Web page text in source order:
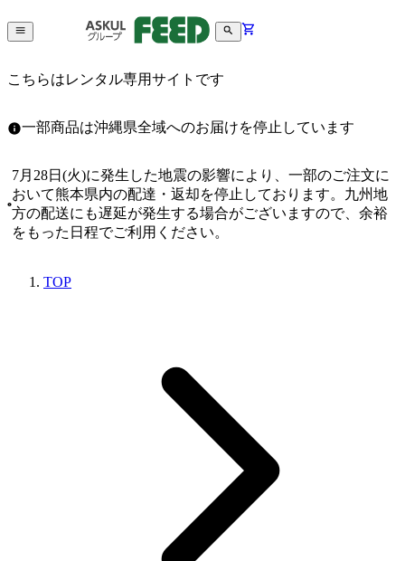
こちらはレンタル専用サイトです
一部商品は沖縄県全域へのお届けを停止しています
7月28日(火)に発生した地震の影響により、一部のご注文に
おいて熊本県内の配達・返却を停止しております。九州地
方の配送にも遅延が発生する場合がございますので、余裕
をもった日程でご利用ください。
TOP